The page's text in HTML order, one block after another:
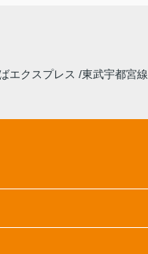
エクスプレス 東武宇都宮線